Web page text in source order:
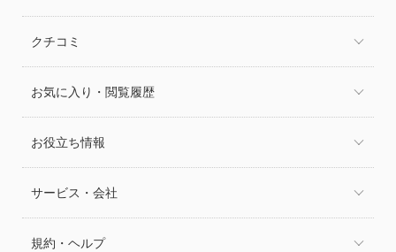
クチコミ
お気に入り・閲覧履歴
お役立ち情報
サービス・会社
規約・ヘルプ